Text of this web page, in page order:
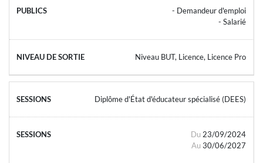
- Demandeur d'emploi
- Salarié
Niveau BUT, Licence, Licence Pro
Diplôme d'État d'éducateur spécialisé (DEES)
Du 23/09/2024
Au 30/06/2027